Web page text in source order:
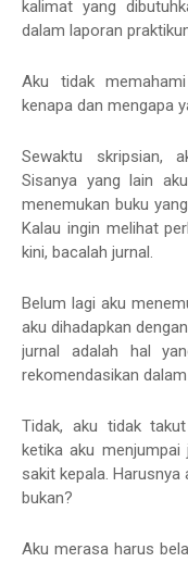
kalimat yang
dalam laporan
Aku tidak
kenapa dan mengapa
Sewaktu skripsian,
Sisanya yang lain
menemukan buku
Kalau ingin melihat
kini, bacalah jurnal.
Belum lagi aku
aku dihadapkan
jurnal adalah hal
rekomendasikan
Tidak, aku tidak
ketika aku
sakit kepala.
bukan?
Aku merasa harus